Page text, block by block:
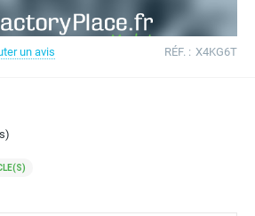
un avis RÉF. : X4KG6T